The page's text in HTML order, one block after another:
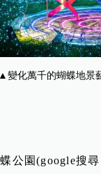
▲ 變化萬千的蝴蝶地景
公園(google搜